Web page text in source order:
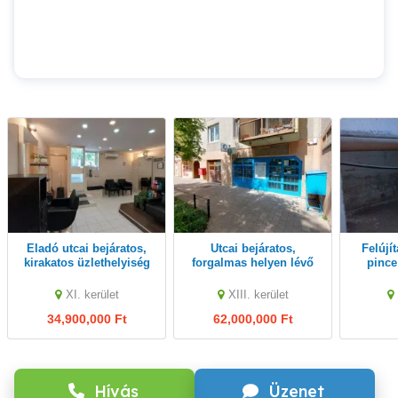
Hívás Üzenet
Eladó utcai bejáratos,
kirakatos üzlethelyiség
XI. kerület
34,900,000 Ft
Utcai bejáratos,
forgalmas helyen lévő
XIII. kerület
62,000,000 Ft
felújítandó Szolnoki